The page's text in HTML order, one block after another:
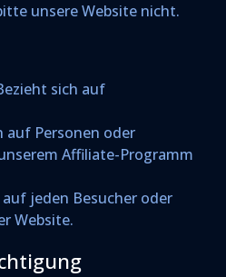
unsere Website nicht.
sich auf
auf Personen oder
Affiliate-Programm
jeden Besucher oder
Website.